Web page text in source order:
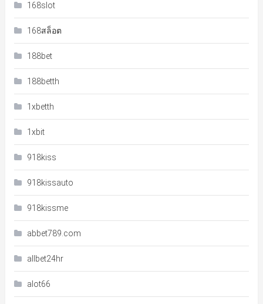
168slot
168สล็อต
188bet
188betth
1xbetth
1xbit
918kiss
918kissauto
918kissme
abbet789.com
allbet24hr
alot66